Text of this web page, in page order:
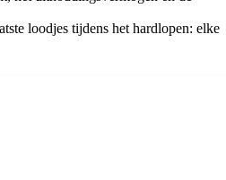
loodjes tijdens het hardlopen: elke